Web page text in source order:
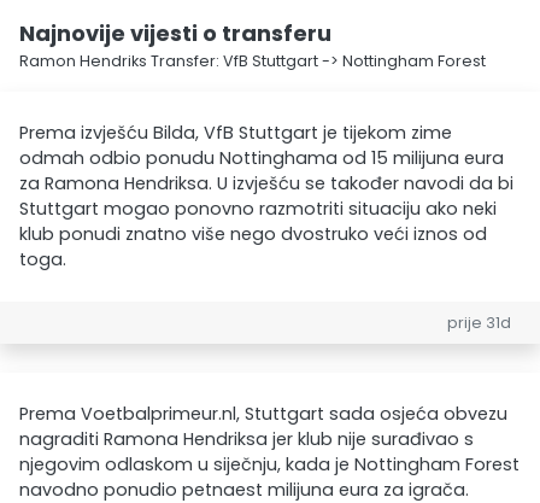
Najnovije vijesti o transferu
Ramon Hendriks Transfer: VfB Stuttgart -> Nottingham Forest
Prema izvješću Bilda, VfB Stuttgart je tijekom zime
odmah odbio ponudu Nottinghama od 15 milijuna eura
za Ramona Hendriksa. U izvješću se također navodi da bi
Stuttgart mogao ponovno razmotriti situaciju ako neki
klub ponudi znatno više nego dvostruko veći iznos od
toga.
prije 31d
Prema Voetbalprimeur.nl, Stuttgart sada osjeća obvezu
nagraditi Ramona Hendriksa jer klub nije surađivao s
njegovim odlaskom u siječnju, kada je Nottingham Forest
navodno ponudio petnaest milijuna eura za igrača.